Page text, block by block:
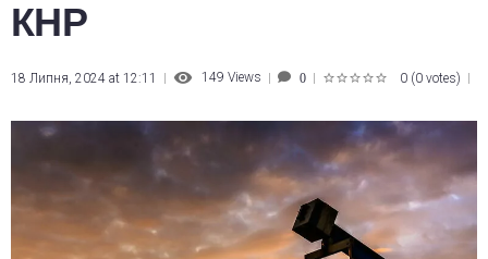
КНР
18 Липня, 2024 at 12:11 149 Views 0 0 (0 votes)